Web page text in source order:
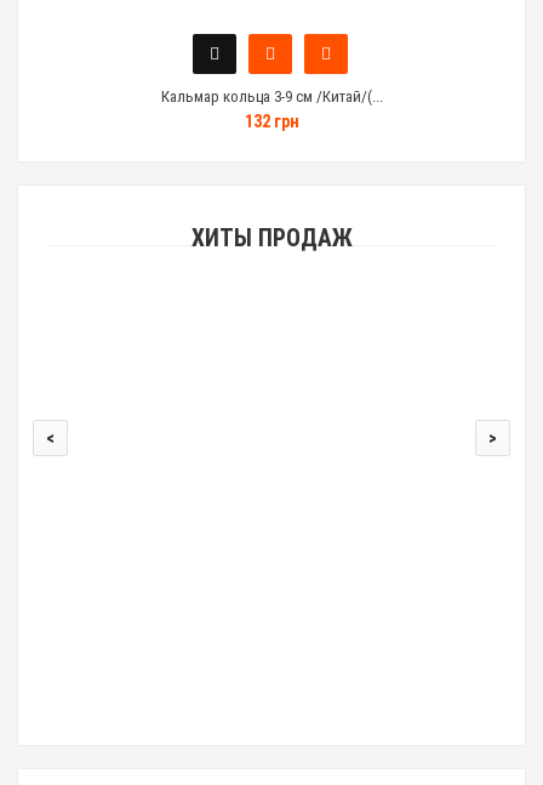
Кальмар кольца 3-9 см /Китай/(...
132 грн
ХИТЫ ПРОДАЖ
< >